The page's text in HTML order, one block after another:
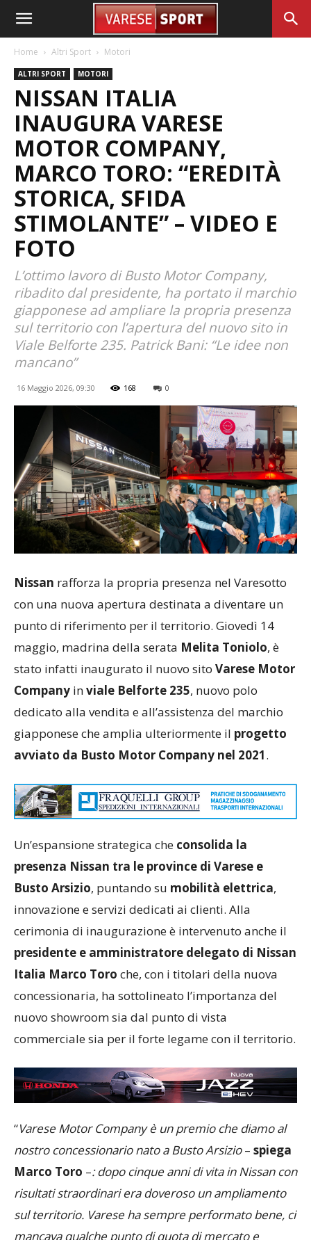
Home Altri Sport Motori
ALTRI SPORT MOTORI
NISSAN ITALIA
INAUGURA VARESE
MOTOR COMPANY,
MARCO TORO: “EREDITÀ
STORICA, SFIDA
STIMOLANTE” – VIDEO E
FOTO
L’ottimo lavoro di Busto Motor Company,
ribadito dal presidente, ha portato il marchio
giapponese ad ampliare la propria presenza
sul territorio con l’apertura del nuovo sito in
Viale Belforte 235. Patrick Bani: “Le idee non
mancano”
16 Maggio 2026, 09:30 168 0
Nissan rafforza la propria presenza nel Varesotto
con una nuova apertura destinata a diventare un
punto di riferimento per il territorio. Giovedì 14
maggio, madrina della serata Melita Toniolo, è
stato infatti inaugurato il nuovo sito Varese Motor
Company inviale Belforte 235, nuovo polo
dedicato alla vendita e all’assistenza del marchio
giapponese che amplia ulteriormente il progetto
avviato da Busto Motor Company nel 2021.
Un’espansione strategica che consolida la
presenza Nissan tra le province di Varese e
Busto Arsizio, puntando su mobilità elettrica,
innovazione e servizi dedicati ai clienti. Alla
cerimonia di inaugurazione è intervenuto anche il
presidente e amministratore delegato di Nissan
Italia Marco Toro che, con i titolari della nuova
concessionaria, ha sottolineato l’importanza del
nuovo showroom sia dal punto di vista
commerciale sia per il forte legame con il territorio.
“Varese Motor Company è un premio che diamo al
nostro concessionario nato a Busto Arsizio– spiega
Marco Toro –: dopo cinque anni di vita in Nissan con
risultati straordinari era doveroso un ampliamento
sul territorio. Varese ha sempre performato bene, ci
mancava qualche punto di quota di mercato e